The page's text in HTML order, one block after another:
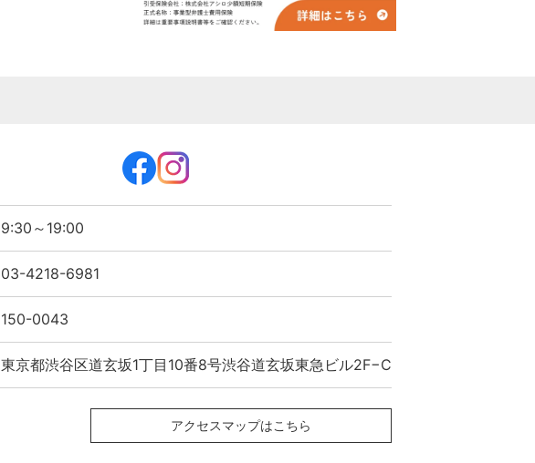
9:30～19:00
03-4218-6981
150-0043
東京都渋谷区道玄坂1丁目10番8号渋谷道玄坂東急ビル2F−C
アクセスマップはこちら